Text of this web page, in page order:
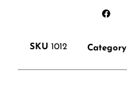
SKU 1012 Category